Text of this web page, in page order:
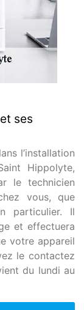
ses
l’installation
Hippolyte,
le technicien
vous, que
particulier. Il
et effectuera
votre appareil
le contactez
du lundi au